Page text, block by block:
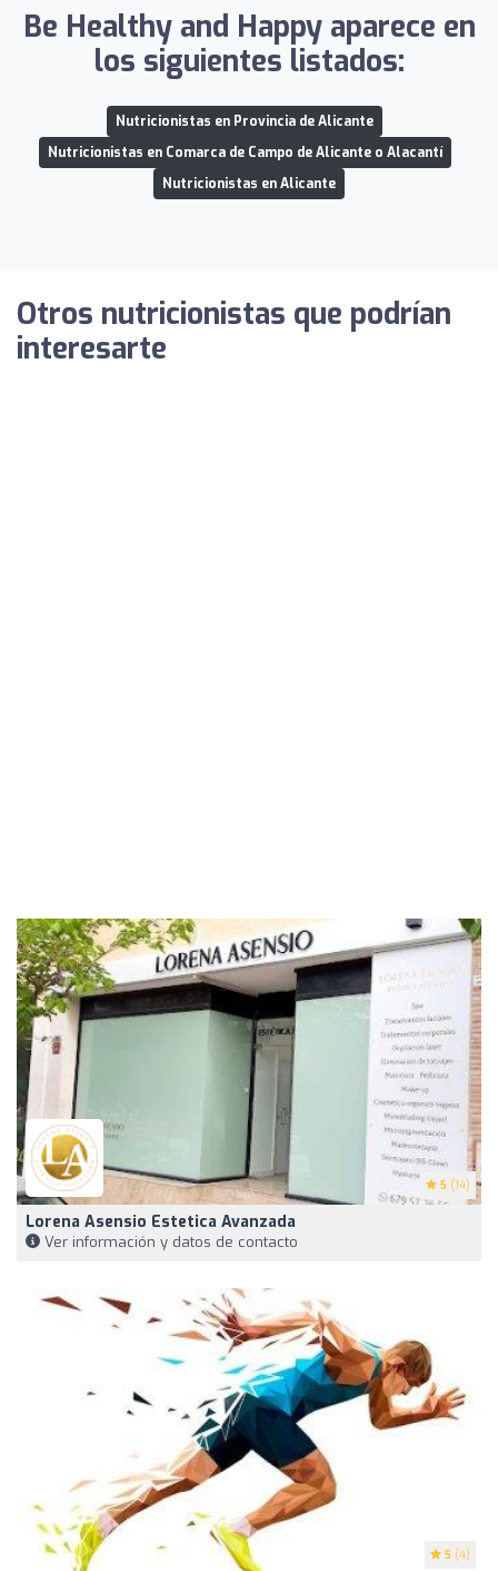
Be Healthy and Happy aparece en
los siguientes listados:
Nutricionistas en Provincia de Alicante
Nutricionistas en Comarca de Campo de Alicante o Alacantí
Nutricionistas en Alicante
Otros nutricionistas que podrían
interesarte
5 (14)
Lorena Asensio Estetica Avanzada
Ver información y datos de contacto
5 (4)